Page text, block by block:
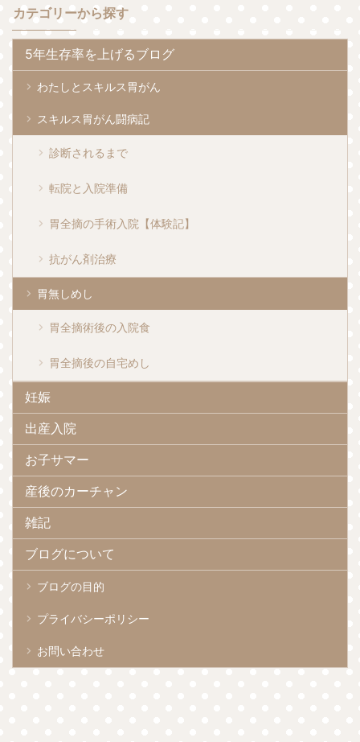
カテゴリーから探す
5年生存率を上げるブログ
わたしとスキルス胃がん
スキルス胃がん闘病記
診断されるまで
転院と入院準備
胃全摘の手術入院【体験記】
抗がん剤治療
胃無しめし
胃全摘術後の入院食
胃全摘後の自宅めし
妊娠
出産入院
お子サマー
産後のカーチャン
雑記
ブログについて
ブログの目的
プライバシーポリシー
お問い合わせ